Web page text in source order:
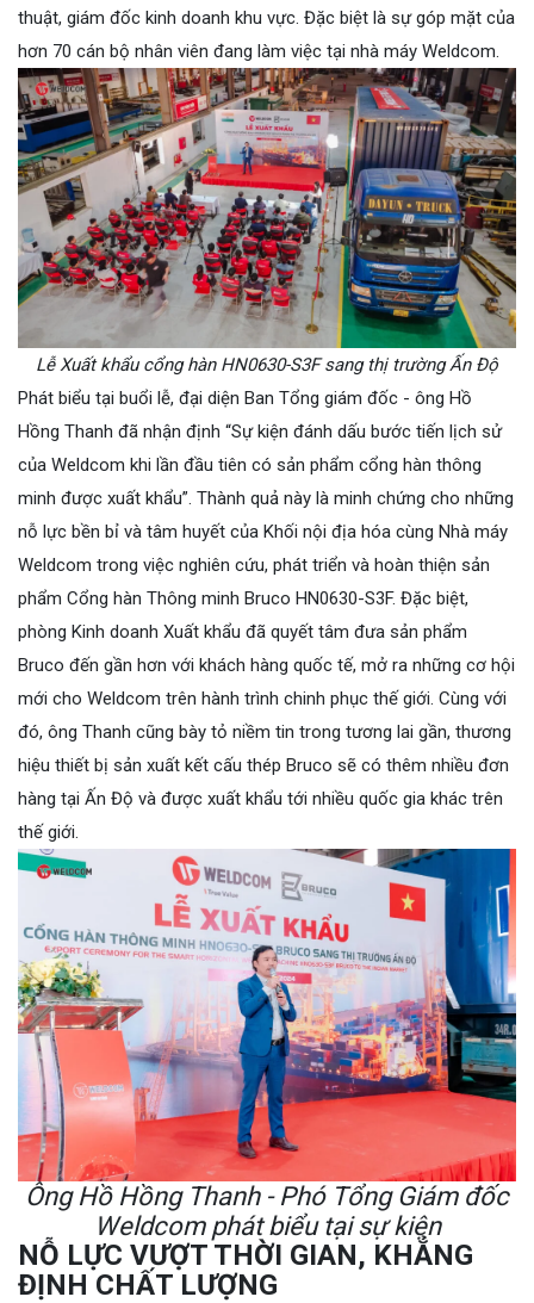
thuật, giám đốc kinh doanh khu vực. Đặc biệt là sự góp mặt của
hơn 70 cán bộ nhân viên đang làm việc tại nhà máy Weldcom.
Lễ Xuất khẩu cổng hàn HN0630-S3F sang thị trường Ấn Độ
Phát biểu tại buổi lễ, đại diện Ban Tổng giám đốc - ông Hồ
Hồng Thanh đã nhận định “Sự kiện đánh dấu bước tiến lịch sử
của Weldcom khi lần đầu tiên có sản phẩm cổng hàn thông
minh được xuất khẩu”. Thành quả này là minh chứng cho những
nỗ lực bền bỉ và tâm huyết của Khối nội địa hóa cùng Nhà máy
Weldcom trong việc nghiên cứu, phát triển và hoàn thiện sản
phẩm Cổng hàn Thông minh Bruco HN0630-S3F. Đặc biệt,
phòng Kinh doanh Xuất khẩu đã quyết tâm đưa sản phẩm
Bruco đến gần hơn với khách hàng quốc tế, mở ra những cơ hội
mới cho Weldcom trên hành trình chinh phục thế giới. Cùng với
đó, ông Thanh cũng bày tỏ niềm tin trong tương lai gần, thương
hiệu thiết bị sản xuất kết cấu thép Bruco sẽ có thêm nhiều đơn
hàng tại Ấn Độ và được xuất khẩu tới nhiều quốc gia khác trên
thế giới.
Ông Hồ Hồng Thanh - Phó Tổng Giám đốc
Weldcom phát biểu tại sự kiện
NỖ LỰC VƯỢT THỜI GIAN, KHẲNG
ĐỊNH CHẤT LƯỢNG